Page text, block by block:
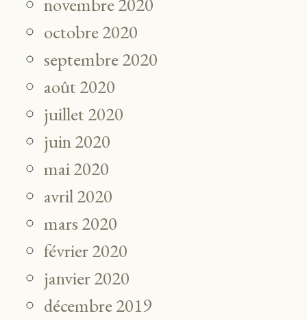
octobre 2020
septembre 2020
août 2020
juillet 2020
juin 2020
mai 2020
avril 2020
mars 2020
février 2020
janvier 2020
décembre 2019